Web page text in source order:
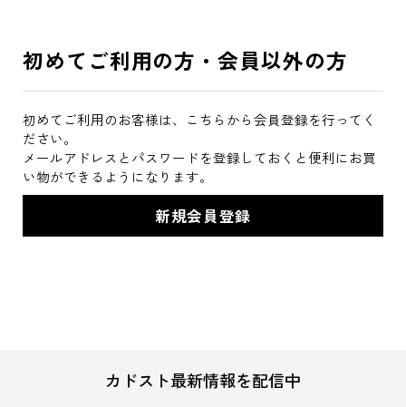
初めてご利用の方・会員以外の方
初めてご利用のお客様は、こちらから会員登録を行ってく
ださい。
メールアドレスとパスワードを登録しておくと便利にお買
い物ができるようになります。
カドスト最新情報を配信中